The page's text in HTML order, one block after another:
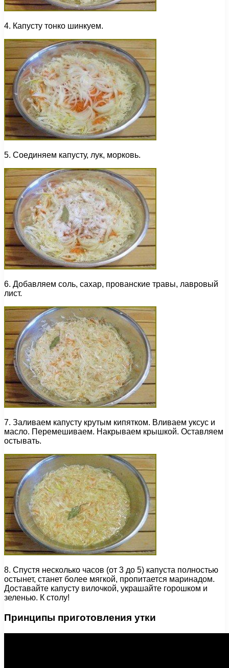
4. Капусту тонко шинкуем.
5. Соединяем капусту, лук, морковь.
6. Добавляем соль, сахар, прованские травы, лавровый
лист.
7. Заливаем капусту крутым кипятком. Вливаем уксус и
масло. Перемешиваем. Накрываем крышкой. Оставляем
остывать.
8. Спустя несколько часов (от 3 до 5) капуста полностью
остынет, станет более мягкой, пропитается маринадом.
Доставайте капусту вилочкой, украшайте горошком и
зеленью. К столу!
Принципы приготовления утки